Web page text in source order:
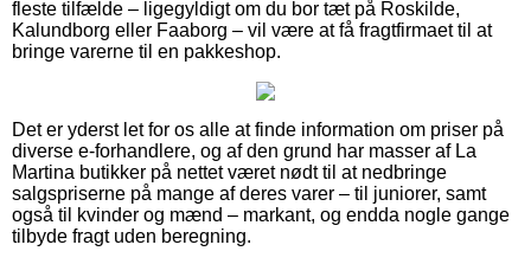
fleste tilfælde – ligegyldigt om du bor tæt på Roskilde,
Kalundborg eller Faaborg – vil være at få fragtfirmaet til at
bringe varerne til en pakkeshop.
Det er yderst let for os alle at finde information om priser på
diverse e-forhandlere, og af den grund har masser af La
Martina butikker på nettet været nødt til at nedbringe
salgspriserne på mange af deres varer – til juniorer, samt
også til kvinder og mænd – markant, og endda nogle gange
tilbyde fragt uden beregning.